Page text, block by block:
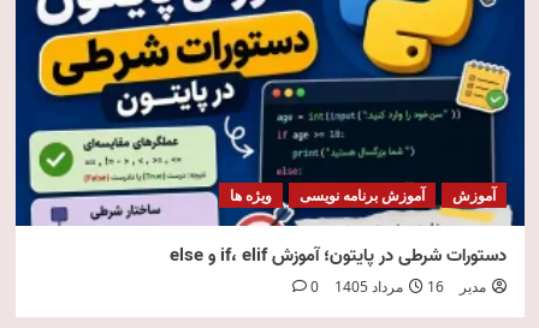
آموزش آموزش برنامه نویسی ویژه ها
دستورات شرطی در پایتون؛ آموزش if، elif و else
مدیر 16 مرداد 1405 0